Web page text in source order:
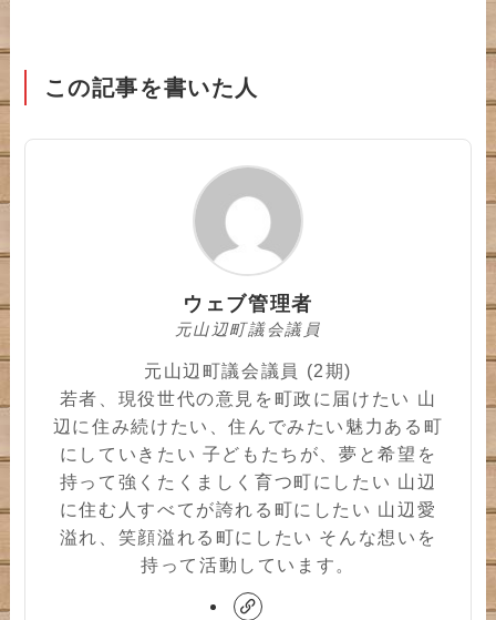
この記事を書いた人
ウェブ管理者
元山辺町議会議員
元山辺町議会議員 (2期)
若者、現役世代の意見を町政に届けたい 山
辺に住み続けたい、住んでみたい魅力ある町
にしていきたい 子どもたちが、夢と希望を
持って強くたくましく育つ町にしたい 山辺
に住む人すべてが誇れる町にしたい 山辺愛
溢れ、笑顔溢れる町にしたい そんな想いを
持って活動しています。